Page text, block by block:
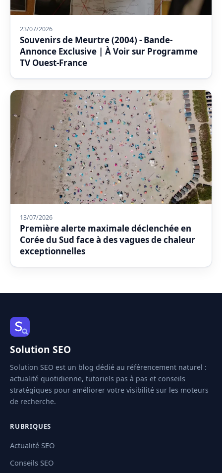
23/07/2026
Souvenirs de Meurtre (2004) - Bande-
Annonce Exclusive | À Voir sur Programme
TV Ouest-France
13/07/2026
Première alerte maximale déclenchée en
Corée du Sud face à des vagues de chaleur
exceptionnelles
Solution SEO
Solution SEO est un blog dédié au référencement naturel :
actualité quotidienne, tutoriels pas à pas et conseils
stratégiques pour améliorer votre visibilité sur les moteurs
de recherche.
RUBRIQUES
Actualité SEO
Conseils SEO